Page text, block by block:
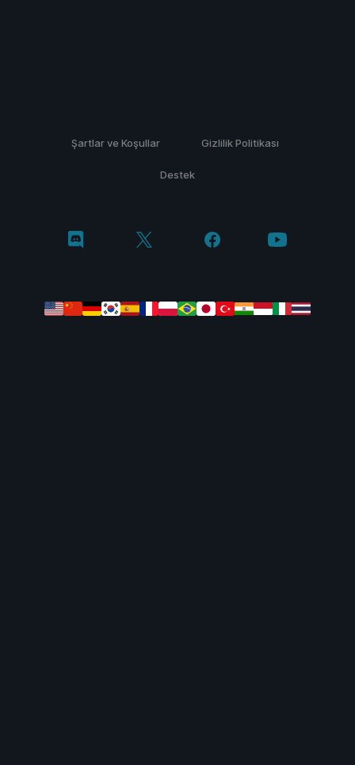
Şartlar ve Koşullar Gizlilik Politikası
Destek